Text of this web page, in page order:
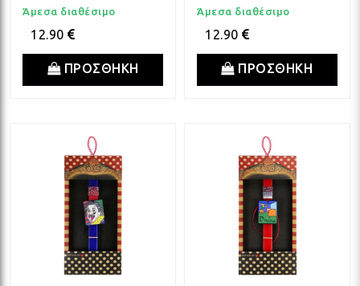
Άμεσα διαθέσιμο
12.90
ΠΡΟΣΘΗΚΗ
Άμεσα διαθέσιμο
12.90
ΠΡΟΣΘΗΚΗ